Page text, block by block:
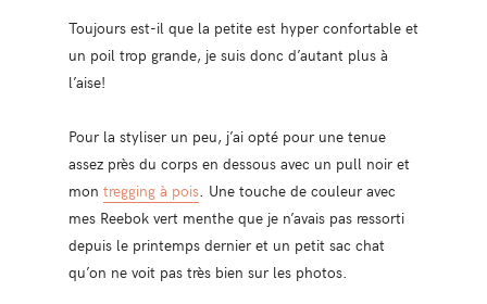
Toujours est-il que la petite est hyper confortable et
un poil trop grande, je suis donc d’autant plus à
l’aise!
Pour la styliser un peu, j’ai opté pour une tenue
assez près du corps en dessous avec un pull noir et
mon tregging à pois. Une touche de couleur avec
mes Reebok vert menthe que je n’avais pas ressorti
depuis le printemps dernier et un petit sac chat
qu’on ne voit pas très bien sur les photos.